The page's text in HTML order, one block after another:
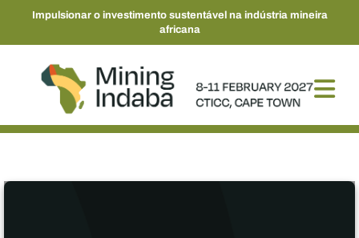
Impulsionar o investimento sustentável na indústria mineira
africana